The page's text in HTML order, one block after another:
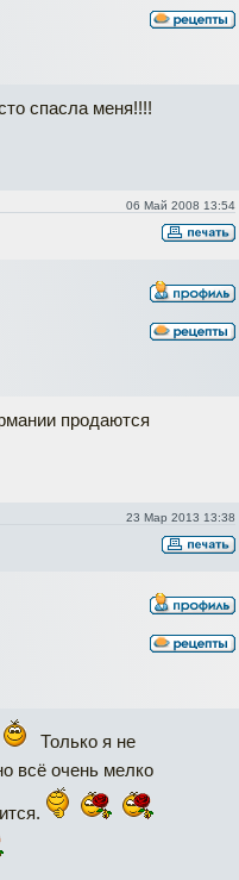
спасла меня!!!!
06 Май 2008 13:54
продаются
23 Мар 2013 13:38
Только я не
всё очень мелко